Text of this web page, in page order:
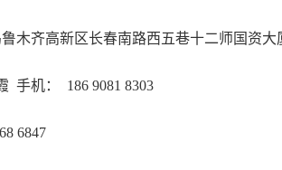
木齐高新区长春南路西五巷十二师国资大
手机： 186 9081 8303
6847